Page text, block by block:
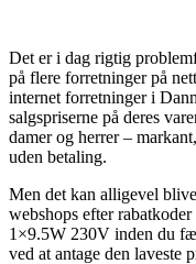
Det er i dag rigtig
på flere forretninger på
internet forretninger i
salgspriserne på deres
damer og herrer –
uden betaling.
Men det kan alligevel
webshops efter
1×9.5W 230V inden du
ved at antage den laveste